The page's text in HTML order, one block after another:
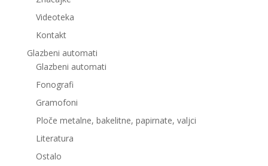
Videoteka
Kontakt
Glazbeni automati
Glazbeni automati
Fonografi
Gramofoni
Ploče metalne, bakelitne, papirnate, valjci
Literatura
Ostalo